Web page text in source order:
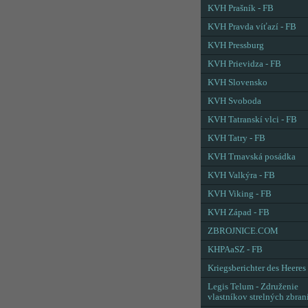
KVH Prašník - FB
KVH Pravda víťazí - FB
KVH Pressburg
KVH Prievidza - FB
KVH Slovensko
KVH Svoboda
KVH Tatranskí vlci - FB
KVH Tatry - FB
KVH Trnavská posádka
KVH Valkýra - FB
KVH Viking - FB
KVH Západ - FB
ZBROJNICE.COM
KHPAaSZ - FB
Kriegsberichter des Heeres
Legis Telum - Združenie
vlastníkov strelných